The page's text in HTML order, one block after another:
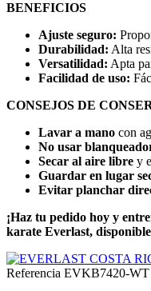
BENEFICIOS
Ajuste seguro:
Durabilidad: Alta
Versatilidad: Apta
Facilidad de uso:
CONSEJOS DE
Lavar a mano con
No usar
Secar al aire libre y
Guardar en lugar
Evitar planchar
¡Haz tu pedido hoy y
karate Everlast,
Referencia EVKB7420-WT